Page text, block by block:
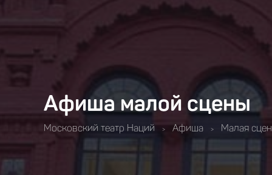
Афиша малой сцены
Московский театр Наций > Афиша > Малая